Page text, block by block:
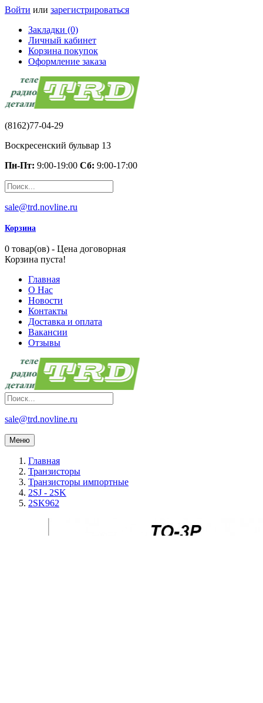
Войти или зарегистрироваться
Закладки (0)
Личный кабинет
Корзина покупок
Оформление заказа
(8162)77-04-29
Воскресенский бульвар 13
Пн-Пт: 9:00-19:00 Сб: 9:00-17:00
sale@trd.novline.ru
Корзина
0 товар(ов) - Цена договорная
Корзина пуста!
Главная
О Нас
Новости
Контакты
Доставка и оплата
Вакансии
Отзывы
sale@trd.novline.ru
Меню
Главная
Транзисторы
Транзисторы импортные
2SJ - 2SK
2SK962